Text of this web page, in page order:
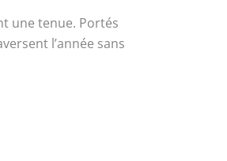
une tenue. Portés
l’année sans